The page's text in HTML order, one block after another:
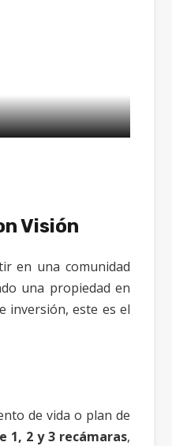
Visión
en una comunidad
una propiedad en
inversión, este es el
de vida o plan de
1, 2 y 3 recámaras,